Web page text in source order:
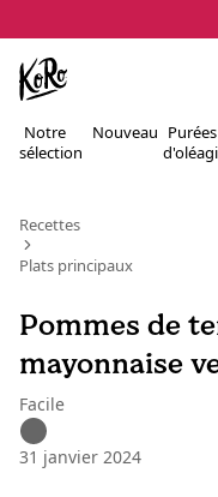
Notre
sélection
Nouveau Purées
Recettes
Plats principaux
Pommes de
mayonnaise
Facile
31 janvier 2024